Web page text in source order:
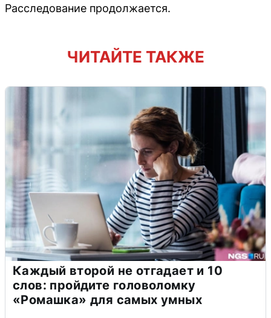
Расследование продолжается.
ЧИТАЙТЕ ТАКЖЕ
Каждый второй не отгадает и 10
слов: пройдите головоломку
«Ромашка» для самых умных